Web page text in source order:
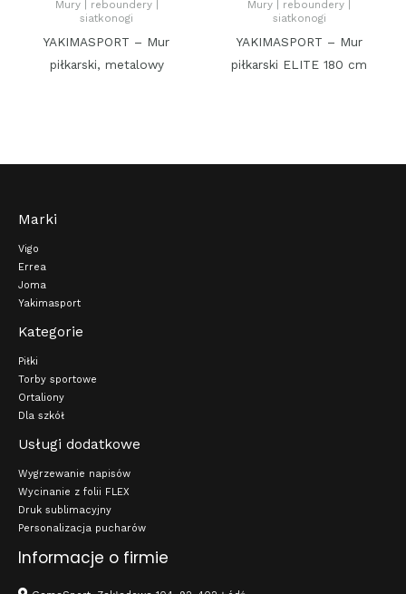
Mury | reboundery |
siatkonogi
YAKIMASPORT – Mur
piłkarski, metalowy
Mury | reboundery |
siatkonogi
YAKIMASPORT – Mur
piłkarski ELITE 180 cm
Marki
Vigo
Errea
Joma
Yakimasport
Kategorie
Piłki
Torby sportowe
Ortaliony
Dla szkół
Usługi dodatkowe
Wygrzewanie napisów
Wycinanie z folii FLEX
Druk sublimacyjny
Personalizacja pucharów
Informacje o firmie